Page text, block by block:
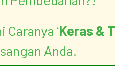
Caranya ‘Keras &
Anda.